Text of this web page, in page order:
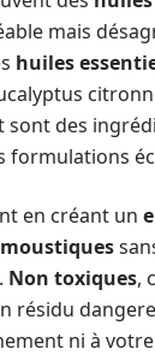
mais
huiles
sont des
formulations
en créant un
Non toxiques,
résidu
ni à